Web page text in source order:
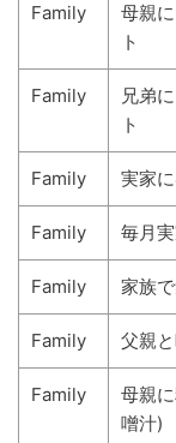
Family
母親
ト
Family
兄弟
ト
Family 実家
Family 毎月
Family 家族
Family 父親
Family
母親
噌汁)